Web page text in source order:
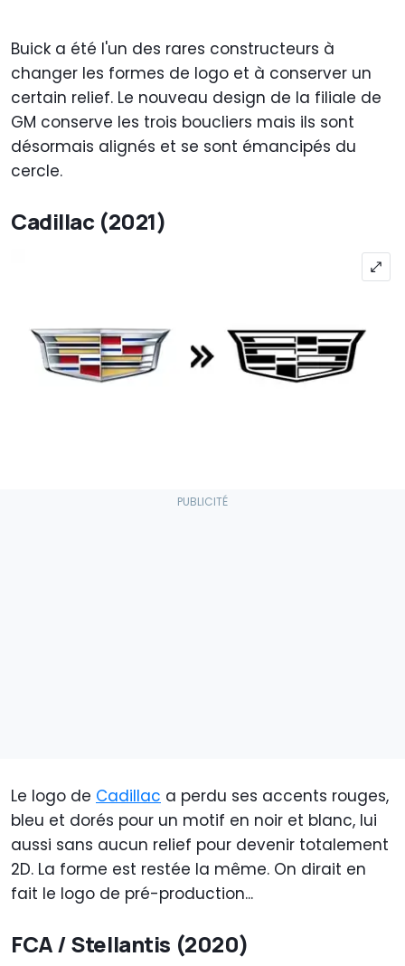
Buick a été l'un des rares constructeurs à
changer les formes de logo et à conserver un
certain relief. Le nouveau design de la filiale de
GM conserve les trois boucliers mais ils sont
désormais alignés et se sont émancipés du
cercle.
Cadillac (2021)
Le logo de Cadillac a perdu ses accents rouges,
bleu et dorés pour un motif en noir et blanc, lui
aussi sans aucun relief pour devenir totalement
2D. La forme est restée la même. On dirait en
fait le logo de pré-production...
FCA / Stellantis (2020)